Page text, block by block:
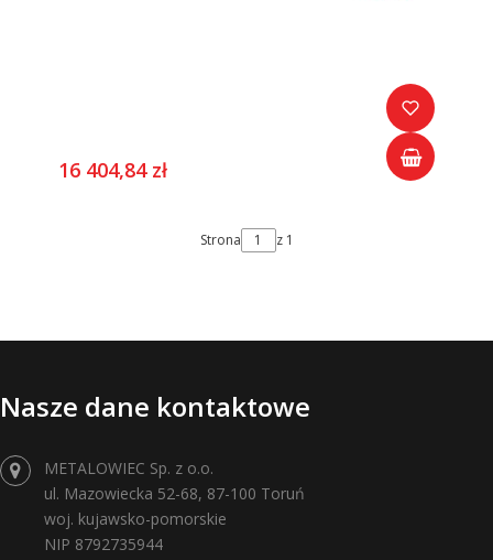
16 404,84 zł
Strona z 1
Nasze dane kontaktowe
METALOWIEC Sp. z o.o.
ul. Mazowiecka 52-68, 87-100 Toruń
woj. kujawsko-pomorskie
NIP 8792735944